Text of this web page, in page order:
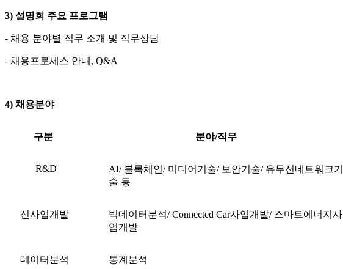
3) 설명회 주요 프로그램
- 채용 분야별 직무 소개 및 직무상담
- 채용프로세스 안내, Q&A
4) 채용분야
구분 분야/직무
R&D
AI/ 블록체인/ 미디어기술/ 보안기술/ 유무선네트워크기
술 등
신사업개발
빅데이터분석/ Connected Car사업개발/ 스마트에너지사
업개발
데이터분석 통계분석